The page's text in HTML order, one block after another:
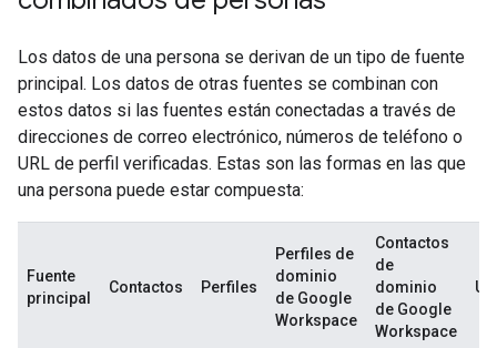
Los datos de una persona se derivan de un tipo de fuente
principal. Los datos de otras fuentes se combinan con
estos datos si las fuentes están conectadas a través de
direcciones de correo electrónico, números de teléfono o
URL de perfil verificadas. Estas son las formas en las que
una persona puede estar compuesta:
Fuente
principal
Contactos Perfiles
Perfiles de
dominio
de Google
Workspace
Contactos
de
dominio
de Google
Workspace